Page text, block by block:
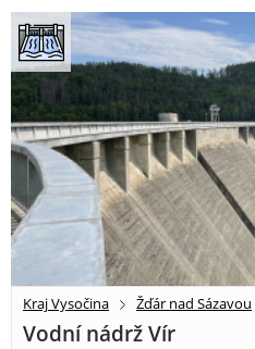
Kraj Vysočina Žďár nad Sázavou
Vodní nádrž Vír